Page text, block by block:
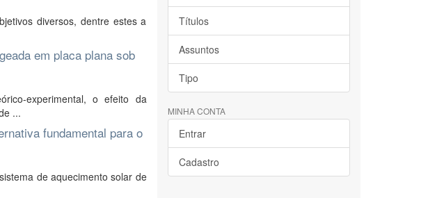
diversos, dentre estes a
em placa plana sob
experimental, o efeito da
...
fundamental para o
de aquecimento solar de
Títulos
Assuntos
Tipo
MINHA CONTA
Entrar
Cadastro